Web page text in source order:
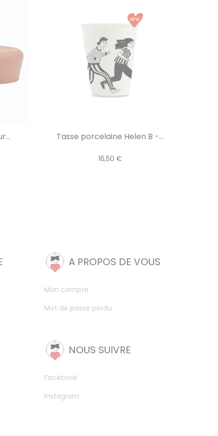
Tasse porcelaine Helen B -...
16,50 €
A PROPOS DE VOUS
Mon compte
Mot de passe perdu
NOUS SUIVRE
Facebook
Instagram